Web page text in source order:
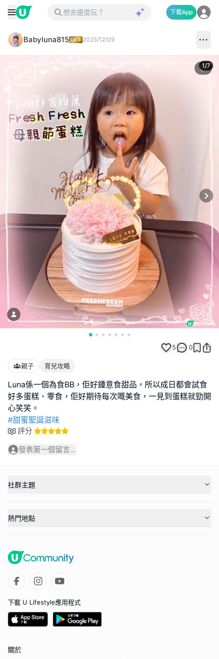
下載App
Babyluna815 2025/12/09
1/7
5 0
親子 育兒攻略
Luna係一個為食BB，佢好鍾意食甜品，所以成日都會試食
好多蛋糕、零食，佢好期待每次嘅美食，一見到蛋糕就勁開
#甜蜜聖誕滋味
評分
發表第一個留言...
社群主題
熱門地點
下載 U Lifestyle應用程式
關於